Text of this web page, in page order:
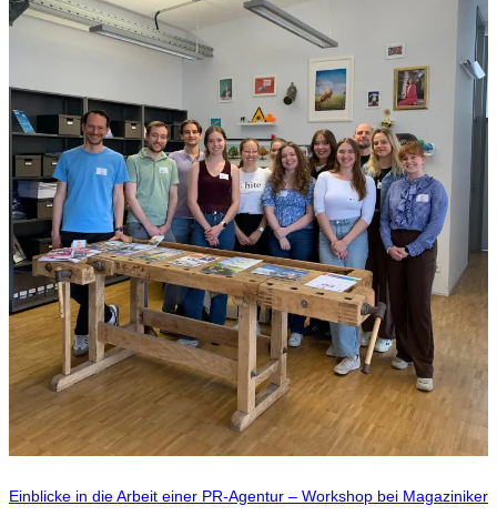
Einblicke in die Arbeit einer PR-Agentur – Workshop bei Magaziniker